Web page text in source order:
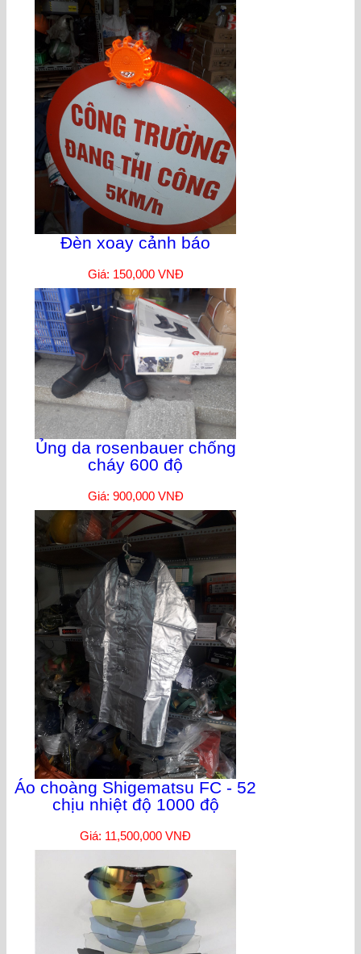
Đèn xoay cảnh báo
Giá: 150,000 VNĐ
Ủng da rosenbauer chống
cháy 600 độ
Giá: 900,000 VNĐ
Áo choàng Shigematsu FC - 52
chịu nhiệt độ 1000 độ
Giá: 11,500,000 VNĐ